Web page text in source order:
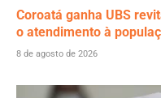
Coroatá ganha UBS
o atendimento à
8 de agosto de 2026